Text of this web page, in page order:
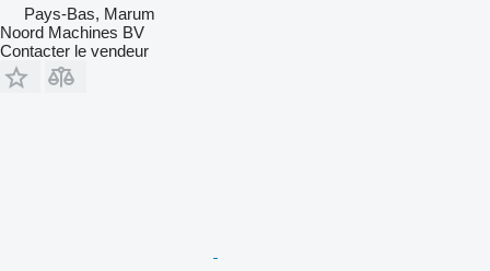
Pays-Bas, Marum
Noord Machines BV
Contacter le vendeur